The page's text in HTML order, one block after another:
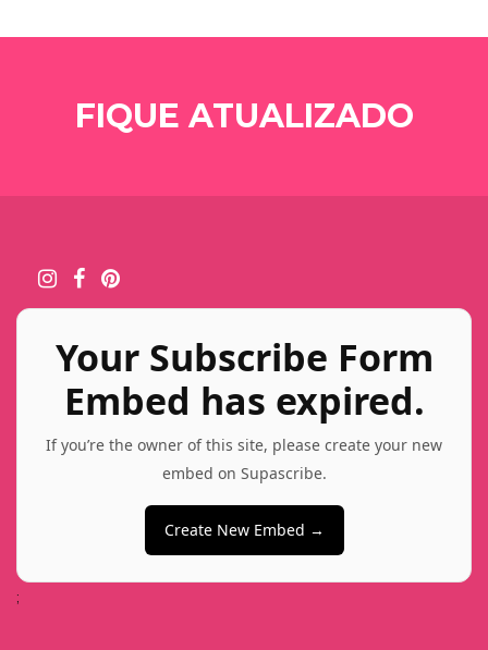
FIQUE ATUALIZADO
Your Subscribe Form
Embed has expired.
If you’re the owner of this site, please create your new
embed on Supascribe.
Create New Embed →
;